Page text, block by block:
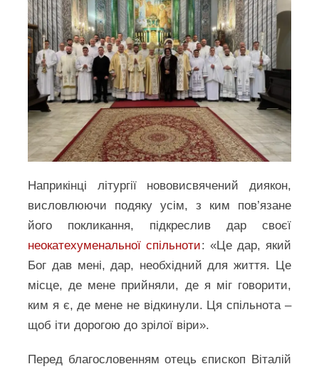
Наприкінці літургії нововисвячений диякон,
висловлюючи подяку усім, з ким пов’язане
його покликання, підкреслив дар своєї
неокатехуменальної спільноти: «Це дар, який
Бог дав мені, дар, необхідний для життя. Це
місце, де мене прийняли, де я міг говорити,
ким я є, де мене не відкинули. Ця спільнота –
щоб іти дорогою до зрілої віри».
Перед благословенням отець єпископ Віталій